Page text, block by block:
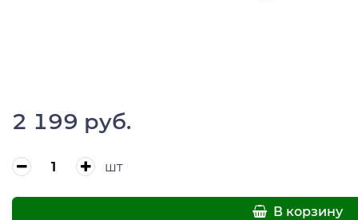
2 199 руб.
шт
В корзину